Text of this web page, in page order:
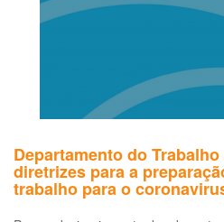
Departamento do
diretrizes para a
trabalho para o